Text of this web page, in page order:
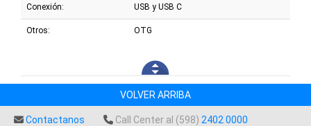
Conexión: USB y USB C
Otros: OTG
VOLVER ARRIBA
Contactanos Call Center al (598) 2402 0000